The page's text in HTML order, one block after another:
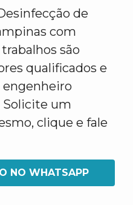
de
com
são
qualificados e
engenheiro
Solicite um
clique e fale
NO WHATSAPP